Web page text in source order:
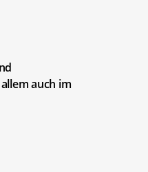
auch im